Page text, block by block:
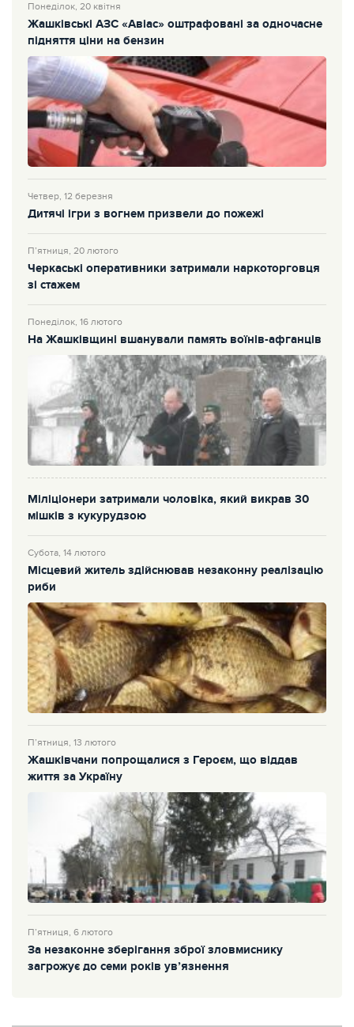
Понеділок, 20 квітня
Жашківські АЗС «Авіас» оштрафовані за одночасне
підняття ціни на бензин
Четвер, 12 березня
Дитячі ігри з вогнем призвели до пожежі
П’ятниця, 20 лютого
Черкаські оперативники затримали наркоторговця
зі стажем
Понеділок, 16 лютого
На Жашківщині вшанували память воїнів-афганців
Міліціонери затримали чоловіка, який викрав 30
мішків з кукурудзою
Субота, 14 лютого
Місцевий житель здійснював незаконну реалізацію
риби
П’ятниця, 13 лютого
Жашківчани попрощалися з Героєм, що віддав
життя за Україну
П’ятниця, 6 лютого
За незаконне зберігання зброї зловмиснику
загрожує до семи років ув’язнення